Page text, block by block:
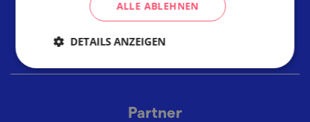
Informationszentren
Unterkunft in Südmähren
Cookie-Richtlinie (EU)
Partner
ALLE ABLEHNEN
DETAILS ANZEIGEN